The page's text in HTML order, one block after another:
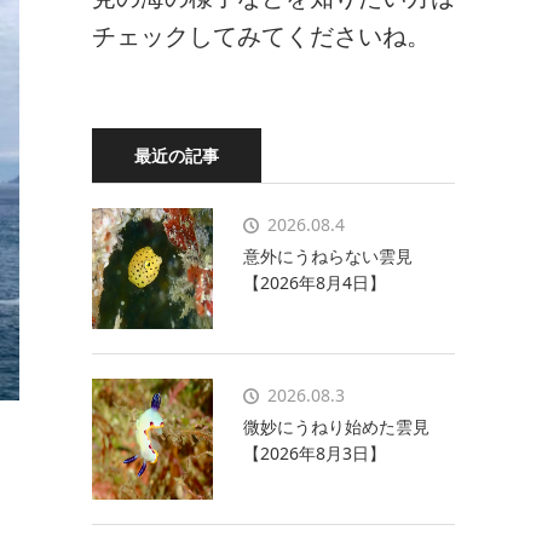
チェックしてみてくださいね。
最近の記事
2026.08.4
意外にうねらない雲見
【2026年8月4日】
2026.08.3
微妙にうねり始めた雲見
【2026年8月3日】